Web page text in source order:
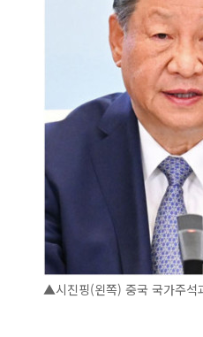
▲시진핑(왼쪽) 중국 국가주석